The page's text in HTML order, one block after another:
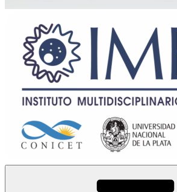
Instituto Multidisciplinario de Biología Celular